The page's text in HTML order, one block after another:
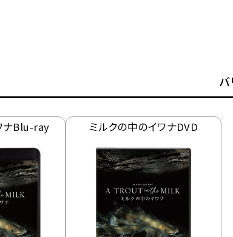
バ
ナBlu-ray ミルクの中のイワナDVD